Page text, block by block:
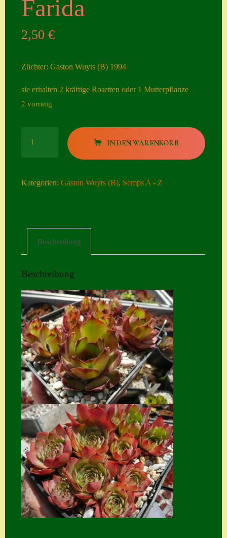
ngen
Datenschutzerklä
mit Semps
Kasse
Kontakt
Mein Konto
Naturformen
S. x nixonii
Semps die ich
suche
Semps von A – Z
Shop
Suche
Sue Thomas
Translator
Farida
2,50€
Züchter: Gaston Wuyts (B) 1994
sie erhalten 2 kräftige Rosetten oder 1 Mutterpflanze
2 vorrätig
IN DEN WARENKORB
Kategorien:Gaston Wuyts (B), Semps A - Z
Beschreibung
Beschreibung